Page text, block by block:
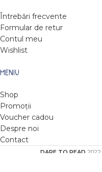
Întrebări frecvente
Formular de retur
Contul meu
Wishlist
MENIU
Shop
Promoții
Voucher cadou
Despre noi
Contact
DARE TO READ 2022